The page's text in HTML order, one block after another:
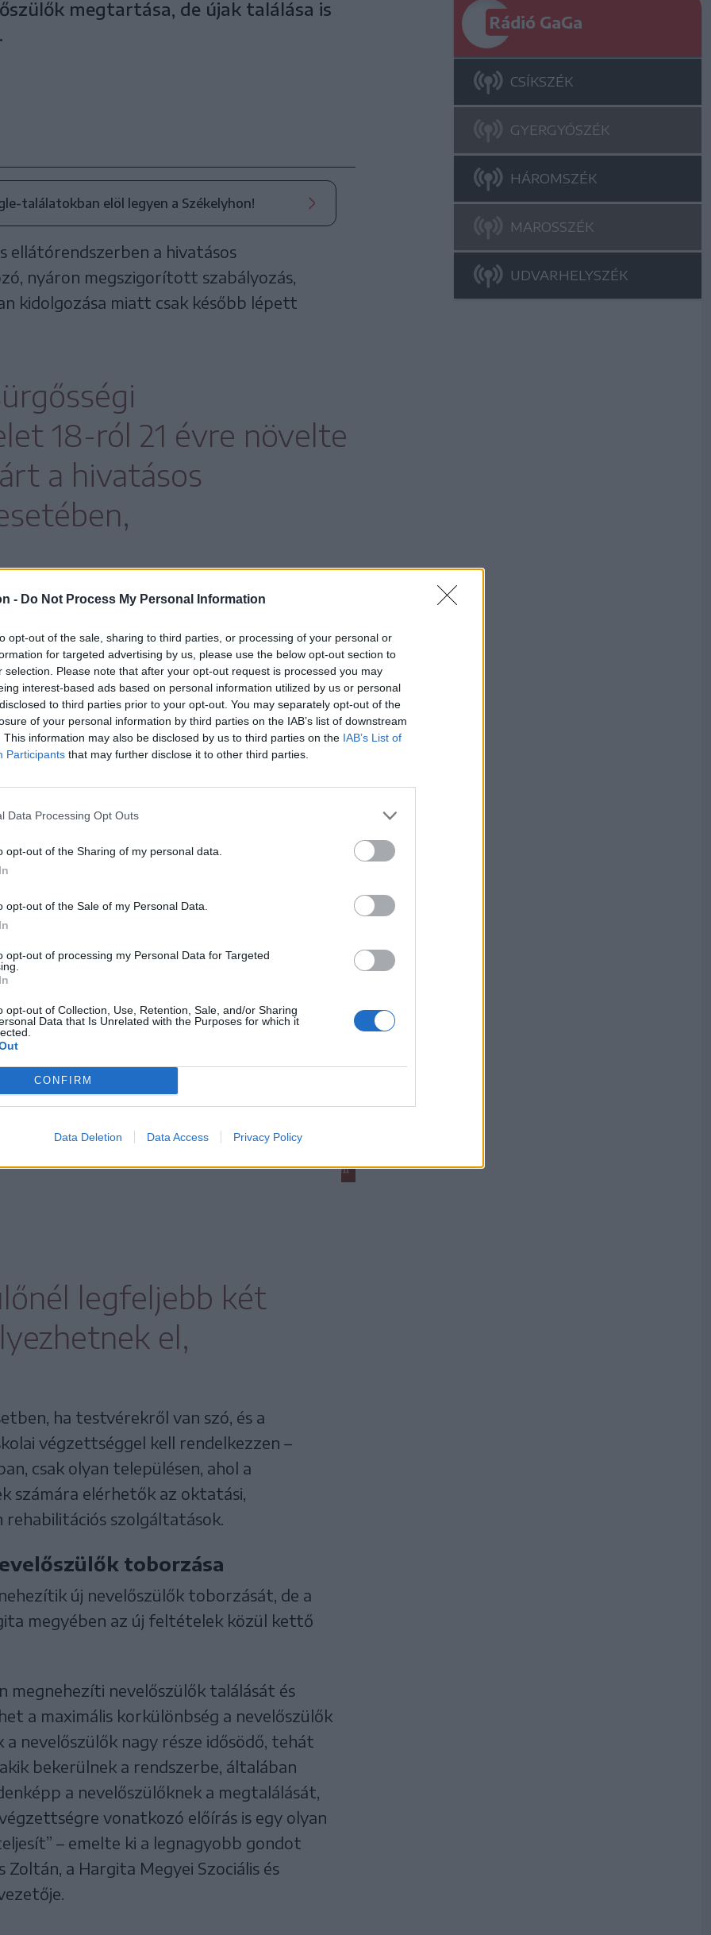
- Do Not Process My Personal Information
opt-out of the sale, sharing to third parties, or processing of your personal or
for targeted advertising by us, please use the below opt-out section to
selection. Please note that after your opt-out request is processed you may
interest-based ads based on personal information utilized by us or personal
to third parties prior to your opt-out. You may separately opt-out of the
of your personal information by third parties on the IAB’s list of downstream
This information may also be disclosed by us to third parties on the IAB’s List of
Participants that may further disclose it to other third parties.
Data Processing Opt Outs
opt-out of the Sharing of my personal data.
opt-out of the Sale of my Personal Data.
opt-out of processing my Personal Data for Targeted
opt-out of Collection, Use, Retention, Sale, and/or Sharing
Data that Is Unrelated with the Purposes for which it
CONFIRM
Data Deletion Data Access Privacy Policy
megtartása, de újak találása is
találatokban elöl legyen a Székelyhon!
ellátórendszerben a hivatásos
nyáron megszigorított szabályozás,
kidolgozása miatt csak később lépett
18-ról 21 évre növelte
a hivatásos
nevelőszülők a munkatörvénykönyv
továbbá a gondozott gyermek
nem haladhatja meg a 47 évet, és ettől
tekinthetnek el.
legfeljebb két
el,
ha testvérekről van szó, és a
végzettséggel kell rendelkezzen –
csak olyan településen, ahol a
számára elérhetők az oktatási,
rehabilitációs szolgáltatások.
toborzása
új nevelőszülők toborzását, de a
megyében az új feltételek közül kettő
megnehezíti nevelőszülők találását és
a maximális korkülönbség a nevelőszülők
nevelőszülők nagy része idősödő, tehát
bekerülnek a rendszerbe, általában
a nevelőszülőknek a megtalálását,
vonatkozó előírás is egy olyan
– emelte ki a legnagyobb gondot
a Hargita Megyei Szociális és
Rádió GaGa
CSÍKSZÉK
GYERGYÓSZÉK
HÁROMSZÉK
MAROSSZÉK
UDVARHELYSZÉK